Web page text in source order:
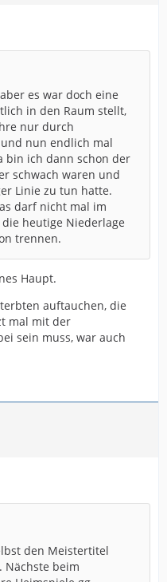
es war doch eine
in den Raum stellt,
nur durch
nun endlich mal
bin ich dann schon der
schwach waren und
Linie zu tun hatte.
darf nicht mal im
heutige Niederlage
trennen.
Haupt.
auftauchen, die
mal mit der
sein muss, war auch
den Meistertitel
Nächste beim